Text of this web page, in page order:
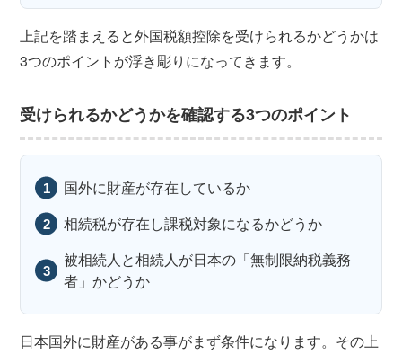
上記を踏まえると外国税額控除を受けられるかどうかは
3つのポイントが浮き彫りになってきます。
受けられるかどうかを確認する3つのポイント
国外に財産が存在しているか
相続税が存在し課税対象になるかどうか
被相続人と相続人が日本の「無制限納税義務
者」かどうか
日本国外に財産がある事がまず条件になります。その上